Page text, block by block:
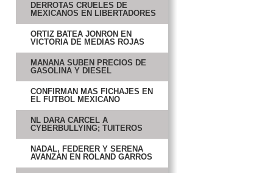
DERROTAS CRUELES DE
MEXICANOS EN LIBERTADORES
ORTIZ BATEA JONRÓN EN
VICTORIA DE MEDIAS ROJAS
MAÑANA SUBEN PRECIOS DE
GASOLINA Y DIESEL
CONFIRMAN MÁS FICHAJES EN
EL FUTBOL MEXICANO
NL DARÁ CÁRCEL A
CYBERBULLYING; TUITEROS
NADAL, FEDERER Y SERENA
AVANZAN EN ROLAND GARROS